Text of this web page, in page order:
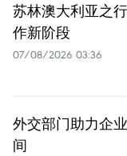
苏林澳大利亚之
作新阶段
07/08/2026 03:36
外交部门助力企
间